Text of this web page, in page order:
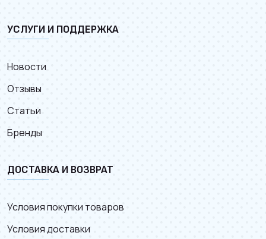
УСЛУГИ И ПОДДЕРЖКА
Новости
Отзывы
Статьи
Бренды
ДОСТАВКА И ВОЗВРАТ
Условия покупки товаров
Условия доставки